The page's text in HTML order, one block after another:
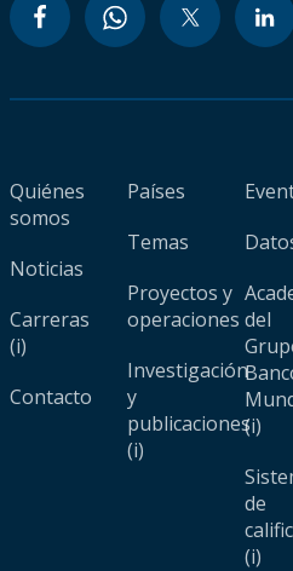
Quiénes
somos
Noticias
Carreras
(i)
Contacto
Países
Temas
Proyectos y
operaciones
Investigación
y
publicaciones
(i)
del
(i)
de
(i)